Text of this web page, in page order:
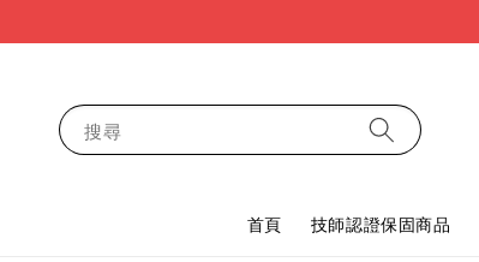
搜尋
首頁 技師認證保固商品